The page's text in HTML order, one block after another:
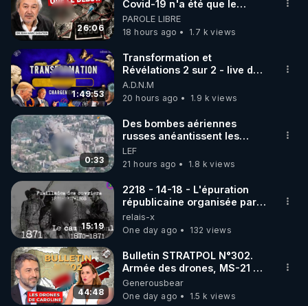
▶ 30 jours gratuit sur l’application de méditation et
de bien-être ENVOL :
Rendez-vous sur https://www.envol.app/code
le code : REGENERE
26:06
Covid-19 n'a été que le
début - L'ARNm & l'ARNm-aa
jusqu où auront-t-il ?
PAROLE LIBRE
18 hours ago
1.7 k views
1:49:53
Transformation et
Révélations 2 sur 2 - live du
07/08/26
A.D.N.M
20 hours ago
1.9 k views
0:33
Des bombes aériennes
russes anéantissent les
centres de contrôle de
drones de 3 brigades
ukrainienne
LEF
21 hours ago
1.8 k views
15:19
2218 - 14-18 - L'épuration
républicaine organisée par
les frères de la truelle
relais-x
One day ago
132 views
44:48
Bulletin STRATPOL N°302.
Armée des drones, MS-21 en
série, missiles coréens.
07.08.2026.
Generousbear
One day ago
1.5 k views